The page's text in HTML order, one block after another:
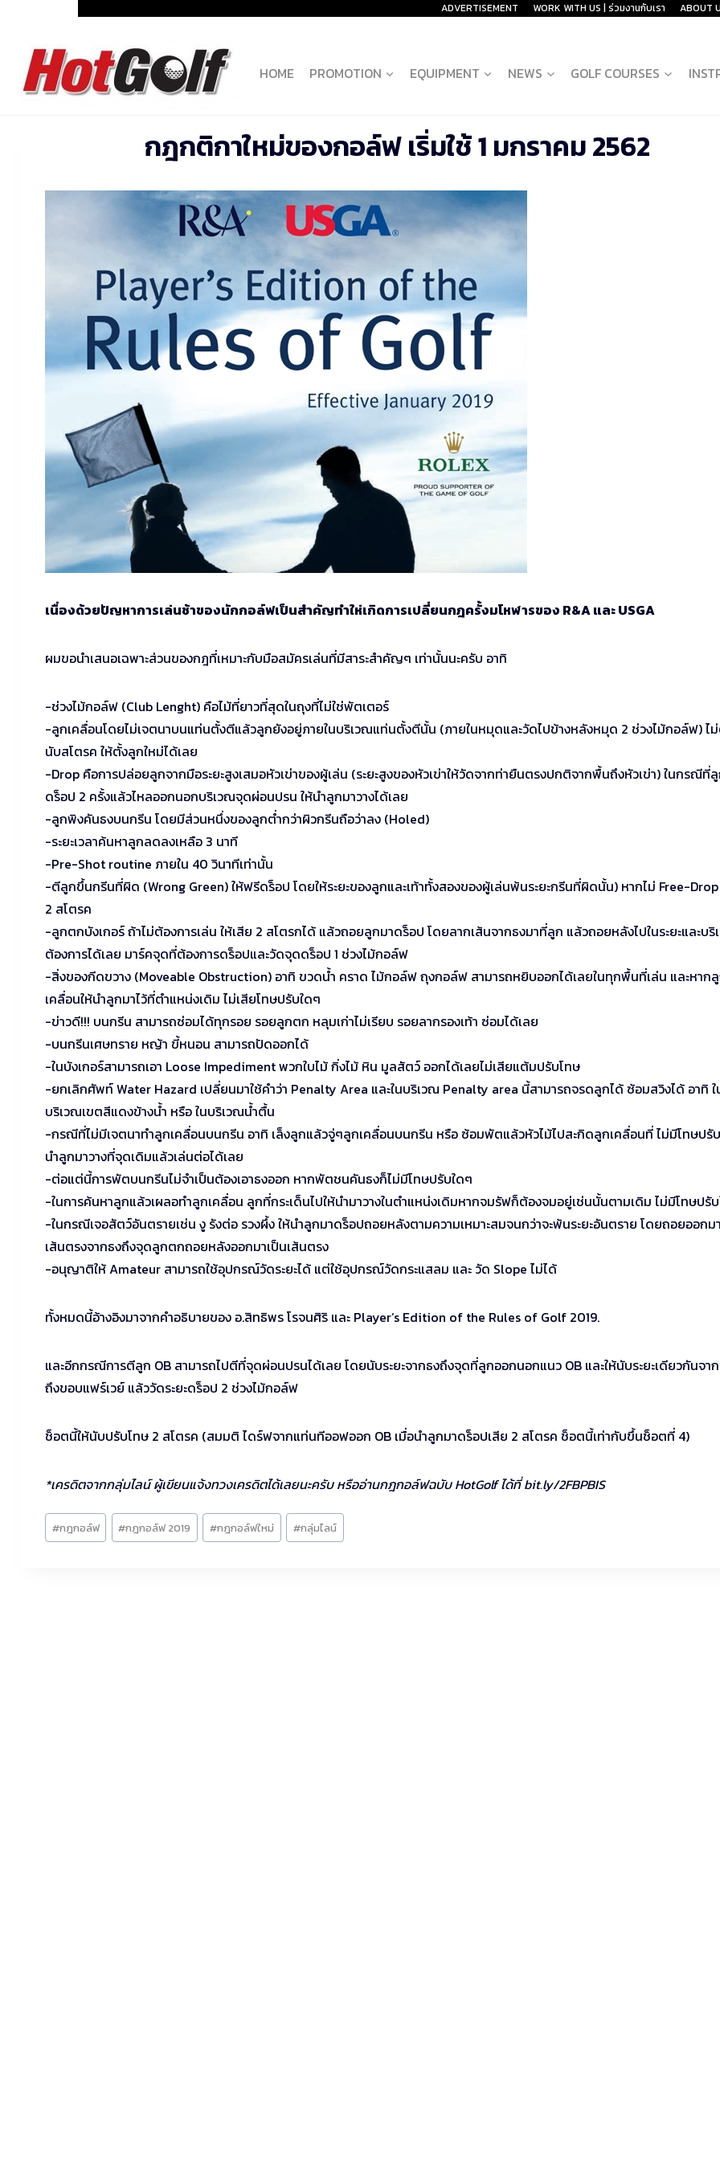
content
ADVERTISEMENT WORK WITH US | ร่วมงานกับเรา ABOUT
HOME PROMOTION EQUIPMENT NEWS GOLF COURSES
กฎกติกาใหม่ของกอล์ฟ เริ่มใช้ 1 มกราคม 2562
เนื่องด้วยปัญหาการเล่นช้าของนักกอล์ฟเป็นสำคัญทำให่เกิดการเปลี่ยนกฎครั้งมโหฬารของ R&A และ USGA
ผมขอนำเสนอเฉพาะส่วนของกฎที่เหมาะกับมือสมัครเล่นที่มีสาระสำคัญๆ เท่านั้นนะครับ อาทิ
-ช่วงไม้กอล์ฟ (Club Lenght) คือไม้ที่ยาวที่สุดในถุงที่ไม่ใช่พัตเตอร์
-ลูกเคลื่อนโดยไม่เจตนาบนแท่นตั้งตีแล้วลูกยังอยู่ภายในบริเวณแท่นตั้งตีนั้น (ภายในหมุดและวัดไปข้างหลังหมุด 2 ช่วงไม้กอล์ฟ) ไ
นับสโตรค ให้ตั้งลูกใหม่ได้เลย
-Drop คือการปล่อยลูกจากมือระยะสูงเสมอหัวเข่าของผู้เล่น (ระยะสูงของหัวเข่าให้วัดจากท่ายืนตรงปกติจากพื้นถึงหัวเข่า) ในกรณีที่
ดร็อป 2 ครั้งแล้วไหลออกนอกบริเวณจุดผ่อนปรน ให้นำลูกมาวางได้เลย
-ลูกพิงคันธงบนกรีน โดยมีส่วนหนึ่งของลูกต่ำกว่าผิวกรีนถือว่าลง (Holed)
-ระยะเวลาค้นหาลูกลดลงเหลือ 3 นาที
-Pre-Shot routine ภายใน 40 วินาทีเท่านั้น
-ตีลูกขึ้นกรีนที่ผิด (Wrong Green) ให้ฟรีดร็อป โดยให้ระยะของลูกและเท้าทั้งสองของผู้เล่นพ้นระยะกรีนที่ผิดนั้น) หากไม่ Free-
2 สโตรค
-ลูกตกบังเกอร์ ถ้าไม่ต้องการเล่น ให้เสีย 2 สโตรกได้ แล้วถอยลูกมาดร็อป โดยลากเส้นจากธงมาที่ลูก แล้วถอยหลังไปในระยะและบ
ต้องการได้เลย มาร์คจุดที่ต้องการดร็อปและวัดจุดดร็อป 1 ช่วงไม้กอล์ฟ
-สิ่งของกีดขวาง (Moveable Obstruction) อาทิ ขวดน้ำ คราด ไม้กอล์ฟ ถุงกอล์ฟ สามารถหยิบออกได้เลยในทุกพื้นที่เล่น และหาก
เคลื่อนให้นำลูกมาไว้ที่ตำแหน่งเดิม ไม่เสียโทษปรับใดๆ
-ข่าวดี!!! บนกรีน สามารถซ่อมได้ทุกรอย รอยลูกตก หลุมเก่าไม่เรียบ รอยลากรองเท้า ซ่อมได้เลย
-บนกรีนเศษทราย หญ้า ขี้หนอน สามารถปัดออกได้
-ในบังเกอร์สามารถเอา Loose Impediment พวกใบไม้ กิ่งไม้ หิน มูลสัตว์ ออกได้เลยไม่เสียแต้มปรับโทษ
-ยกเลิกศัพท์ Water Hazard เปลี่ยนมาใช้คำว่า Penalty Area และในบริเวณ Penalty area นี้สามารถจรดลูกได้ ซ้อมสวิงได้ อาทิ ใ
บริเวณเขตสีแดงข้างน้ำ หรือ ในบริเวณน้ำตื้น
-กรณีที่ไม่มีเจตนาทำลูกเคลื่อนบนกรีน อาทิ เล็งลูกแล้วจู่ๆลูกเคลื่อนบนกรีน หรือ ซ้อมพัตแล้วหัวไม้ไปสะกิดลูกเคลื่อนที่ ไม่มีโทษปรั
นำลูกมาวางที่จุดเดิมแล้วเล่นต่อได้เลย
-ต่อแต่นี้การพัตบนกรีนไม่จำเป็นต้องเอาธงออก หากพัตชนคันธงก็ไม่มีโทษปรับใดๆ
-ในการค้นหาลูกแล้วเผลอทำลูกเคลื่อน ลูกที่กระเด็นไปให้นำมาวางในตำแหน่งเดิมหากจมรัฟก็ต้องจมอยู่เช่นนั้นตามเดิม ไม่มีโทษปรั
-ในกรณีเจอสัตว์อันตรายเช่น งู รังต่อ รวงผึ้ง ให้นำลูกมาดร็อปถอยหลังตามความเหมาะสมจนกว่าจะพ้นระยะอันตราย โดยถอยออกม
เส้นตรงจากธงถึงจุดลูกตกถอยหลังออกมาเป็นเส้นตรง
-อนุญาติให้ Amateur สามารถใช้อุปกรณ์วัดระยะได้ แต่ใช้อุปกรณ์วัดกระแสลม และ วัด Slope ไม่ได้
ทั้งหมดนี้อ้างอิงมาจากคำอธิบายของ อ.สิทธิพร โรจนศิริ และ Player’s Edition of the Rules of Golf 2019.
และอีกกรณีการตีลูก OB สามารถไปตีที่จุดผ่อนปรนได้เลย โดยนับระยะจากธงถึงจุดที่ลูกออกนอกแนว OB และให้นับระยะเดียวกันจา
ถึงขอบแฟร์เวย์ แล้ววัดระยะดร็อป 2 ช่วงไม้กอล์ฟ
ช็อตนี้ให้นับปรับโทษ 2 สโตรค (สมมติ ไดร์ฟจากแท่นทีออฟออก OB เมื่อนำลูกมาดร็อปเสีย 2 สโตรค ช็อตนี้เท่ากับขึ้นช็อตที่ 4)
*เครดิตจากกลุ่มไลน์ ผู้เขียนแจ้งทวงเครดิตได้เลยนะครับ หรืออ่านกฎกอล์ฟฉบับ HotGolf ได้ที่ bit.ly/2FBPBIS
Post
Tags:
#กฎกอล์ฟ #กฎกอล์ฟ 2019 #กฎกอล์ฟใหม่ #กลุ่มไลน์